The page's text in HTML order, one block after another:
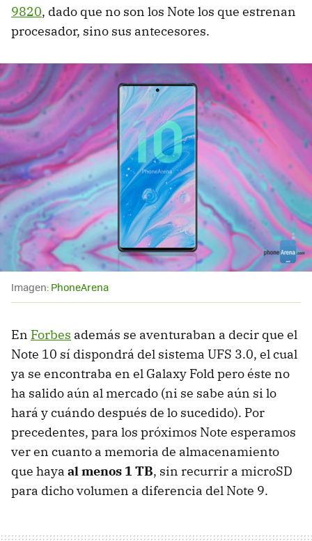
9820, dado que no son los Note los que estrenan
procesador, sino sus antecesores.
Imagen: PhoneArena
En Forbes además se aventuraban a decir que el
Note 10 sí dispondrá del sistema UFS 3.0, el cual
ya se encontraba en el Galaxy Fold pero éste no
ha salido aún al mercado (ni se sabe aún si lo
hará y cuándo después de lo sucedido). Por
precedentes, para los próximos Note esperamos
ver en cuanto a memoria de almacenamiento
que haya al menos 1 TB, sin recurrir a microSD
para dicho volumen a diferencia del Note 9.